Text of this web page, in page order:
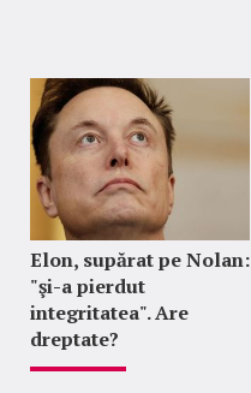
Elon, supărat pe Nolan:
"şi-a pierdut
integritatea". Are
dreptate?